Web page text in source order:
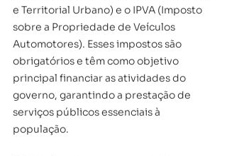
e Territorial Urbano) e o IPVA (Imposto
sobre a Propriedade de Veículos
Automotores). Esses impostos são
obrigatórios e têm como objetivo
principal financiar as atividades do
governo, garantindo a prestação de
serviços públicos essenciais à
população.